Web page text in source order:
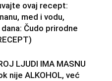
ovaj recept:
med i vodu,
Čudo prirodne
LJUDI IMA MASNU
nije ALKOHOL, već